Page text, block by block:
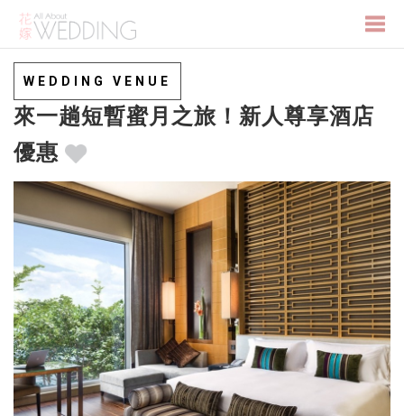
WEDDING VENUE
來一趟短暫蜜月之旅！新人尊享酒店
優惠